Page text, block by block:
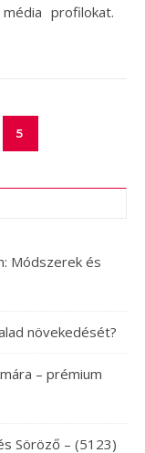
profilokat.
5
Módszerek és
növekedését?
– prémium
Söröző – (5123)